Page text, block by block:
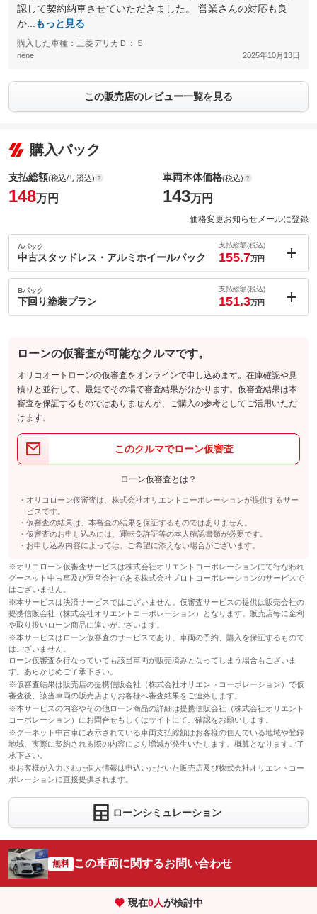
認して契約納車させていただきました。 営業さんの対応も良
か...
もっと見る
購入した車種：三菱デリカＤ：５
nene 2025年10月13日
この販売店のレビュー一覧を見る
購入パック
支払総額(税込/リ済込)
148万円
車両本体価格(税込)
143万円
価格変更お知らせメールに登録
Aパック
中古スタッドレス・アルミホイールパック
支払総額(税込)
155.7万円
内：オプシ
ョン価格
(税込)
車両本体価
パック内容
Bパック
下回り塗装プラン
支払総額(税込)
151.3万円
車両本体価
格
パック内容
このパックの見積もり依頼（無料）
ローンの仮審査が可能なクルマです。
オリコオートローンの仮審査をオンラインで申し込めます。在庫確認や見
積りと並行して、最短でその場で審査結果が分かります。仮審査結果は本
審査を保証するものではありませんが、ご購入の参考としてご活用いただ
けます。
このクルマでローン仮審査
ローン仮審査とは？
オリコローン仮審査は、株式会社オリエントコーポレーションが提供するサー
ビスです。
仮審査の結果は、本審査の結果を保証するものではありません。
仮審査のお申し込みには、運転免許証等の本人確認書類が必要です。
お申し込み内容によっては、ご希望に添えない場合がございます。
※オリコローン仮審査サービスは株式会社オリエントコーポレーションにて行なわれ
グーネット中古車及び運営会社である株式会社プロトコーポレーションのサービスで
はございません。
※本サービスは決済サービスではございません。仮審査サービスの提供は販売会社の
提携信販会社（株式会社オリエントコーポレーション）となります。販売店毎に金利
や取り扱いローン商品に違いがございます。
※本サービスはローン仮審査のサービスであり、車両の予約、購入を保証するもので
はございません。
ローン仮審査を行なっていても該当車両が販売済みとなってしまう場合もございま
す。あらかじめご了承下さい。
※仮審査結果は販売店の提携信販会社（株式会社オリエントコーポレーション）で仮
審査後、該当車両の販売店よりお客様へ審査結果をご連絡します。
※本サービスの内容やその他ローン商品の詳細は提携信販会社（株式会社オリエント
コーポレーション）にお問合せもしくはサイトにてご確認をお願いします。
※グーネット中古車に表示されている車両支払総額はお客様の住んでいる地域や登録
地域、実際に契約される際の内容により増減が発生いたします。概算となりますご了
承下さい。
※お客様が入力された個人情報は申込いただいた販売店及び株式会社オリエントコー
ポレーションに直接提供されます。
ローンシミュレーション
無料 この車両に関するお問い合わせ
現在0人が検討中